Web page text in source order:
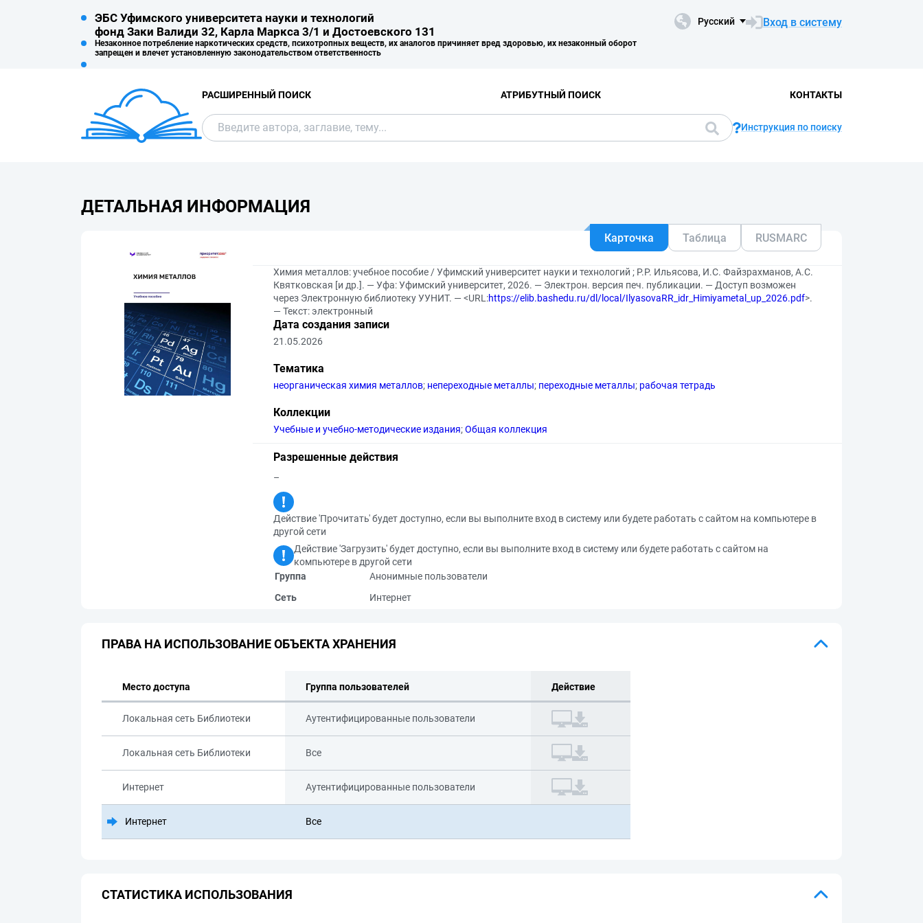
ЭБС Уфимского университета науки и технологий
фонд Заки Валиди 32, Карла Маркса 3/1 и Достоевского 131
Незаконное потребление наркотических средств, психотропных веществ, их аналогов причиняет вред здоровью, их незаконный оборот
запрещен и влечет установленную законодательством ответственность
Русский Вход в систему
РАСШИРЕННЫЙ ПОИСК АТРИБУТНЫЙ ПОИСК КОНТАКТЫ
Инструкция по поиску
ДЕТАЛЬНАЯ ИНФОРМАЦИЯ
Карточка Таблица RUSMARC
Химия металлов: учебное пособие / Уфимский университет науки и технологий ; Р.Р. Ильясова, И.С. Файзрахманов, А.С.
Квятковская [и др.]. — Уфа: Уфимский университет, 2026. — Электрон. версия печ. публикации. — Доступ возможен
через Электронную библиотеку УУНИТ. — <URL:https://elib.bashedu.ru/dl/local/IlyasovaRR_idr_Himiyametal_up_2026.pdf>.
— Текст: электронный
Дата создания записи
21.05.2026
Тематика
неорганическая химия металлов; непереходные металлы; переходные металлы; рабочая тетрадь
Коллекции
Учебные и учебно-методические издания;Общая коллекция
Разрешенные действия
–
Действие 'Прочитать' будет доступно, если вы выполните вход в систему или будете работать с сайтом на компьютере в
другой сети
Действие 'Загрузить' будет доступно, если вы выполните вход в систему или будете работать с сайтом на
компьютере в другой сети
Группа
Анонимные пользователи
Сеть
Интернет
ПРАВА НА ИСПОЛЬЗОВАНИЕ ОБЪЕКТА ХРАНЕНИЯ
Место доступа Группа пользователей Действие
Локальная сеть Библиотеки Аутентифицированные пользователи
Локальная сеть Библиотеки Все
Интернет Аутентифицированные пользователи
Интернет Все
СТАТИСТИКА ИСПОЛЬЗОВАНИЯ